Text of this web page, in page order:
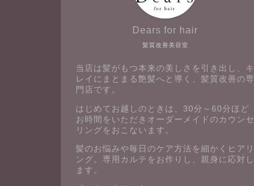
髪質改善美容室
Dears for hair
当店は髪がもつ本来の美しさを引き出し、キ
レイにまとまる艶髪へと導く、髪質改善の専
門店です。
はじめてお越しのときは、30分～60分ほど
お時間をいただきオーダーメイドのカウンセ
リングをおこないます。
髪のお悩みや毎日のケア方法を細かくヒアリ
ング。専用カルテをお作りし、親身に応対し
ます。